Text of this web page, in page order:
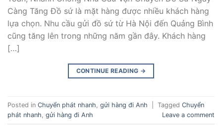
Càng Tăng Đồ sứ là mặt hàng được nhiều khách hàng
lựa chọn. Nhu cầu gửi đồ sứ từ Hà Nội đến Quảng Bình
cũng tăng lên trong những năm gần đây. Khách hàng
[…]
CONTINUE READING →
Posted in Chuyển phát nhanh gửi hàng đi Anh Tagged Chuyển
phát nhanh gửi hàng đi Anh Leave a comment